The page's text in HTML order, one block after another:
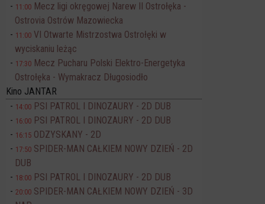
11:00 Mecz ligi okręgowej Narew II Ostrołęka -
Ostrovia Ostrów Mazowiecka
11:00 VI Otwarte Mistrzostwa Ostrołęki w
wyciskaniu leżąc
17:30 Mecz Pucharu Polski Elektro-Energetyka
Ostrołęka - Wymakracz Długosiodło
Kino JANTAR
14:00 PSI PATROL I DINOZAURY - 2D DUB
16:00 PSI PATROL I DINOZAURY - 2D DUB
16:15 ODZYSKANY - 2D
17:50 SPIDER-MAN CAŁKIEM NOWY DZIEŃ - 2D
DUB
18:00 PSI PATROL I DINOZAURY - 2D DUB
20:00 SPIDER-MAN CAŁKIEM NOWY DZIEŃ - 3D